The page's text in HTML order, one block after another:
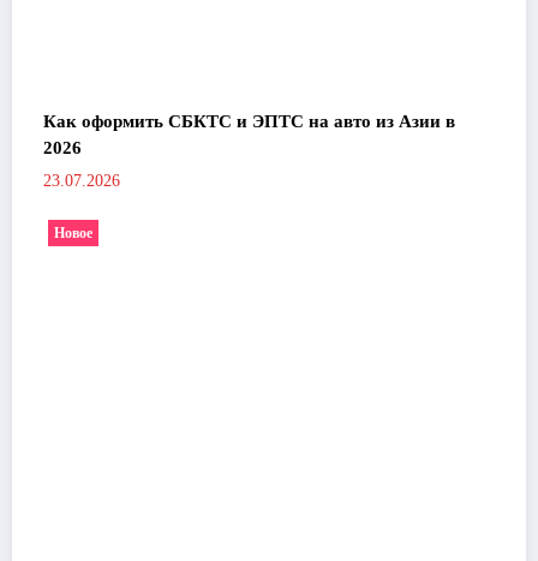
Как оформить СБКТС и ЭПТС на авто из Азии в
2026
23.07.2026
Новое